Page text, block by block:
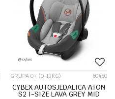
GRUPA 0+ (0-13KG) 80450
CYBEX AUTOSJEDALICA ATON
S2 I-SIZE LAVA GREY MID